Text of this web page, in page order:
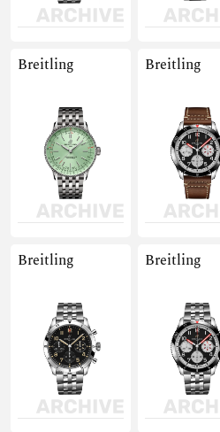
Breitling Breitling
Breitling Breitling